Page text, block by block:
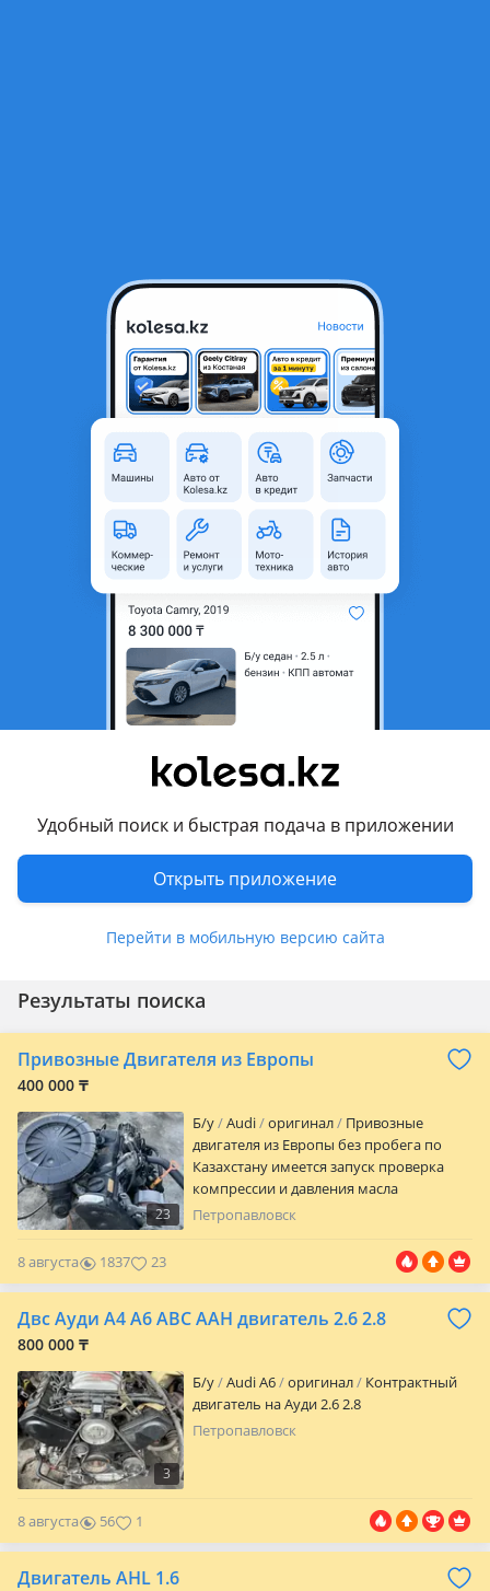
Удобный поиск и быстрая подача в приложении
Открыть приложение
Перейти в мобильную версию сайта
Петропавловск
56 1
Двигатель AHL 1.6
4
Audi A4 (1994 - 1999 B5) оригинал AHL 1.6, под капиталку или на запчасти, снят с Audi A4 B5, рабочий но с большим расходом масла (2л/1000км). Продаю в сборе.
Петропавловск
19
Результаты поиска
Привозные Двигателя из Европы
400 000 ₸
23
Б/y Audi оригинал
Привозные
двигателя из Европы без пробега по
Казахстану имеется запуск проверка
компрессии и давления масла
находимся в городе Шымкент также
Петропавловск
8 августа 1837 23
Двс Ауди A4 A6 ABC AAH двигатель 2.6 2.8
800 000 ₸
3
Б/y Audi A6 оригинал
Контрактный
двигатель на Ауди 2.6 2.8
Петропавловск
8 августа 56 1
Двигатель AHL 1.6